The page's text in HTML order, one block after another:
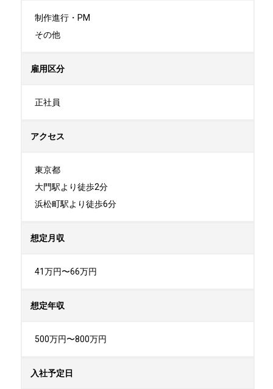
制作進行・PM
その他
雇用区分
正社員
アクセス
東京都
大門駅より徒歩2分
浜松町駅より徒歩6分
想定月収
41万円〜66万円
想定年収
500万円〜800万円
入社予定日